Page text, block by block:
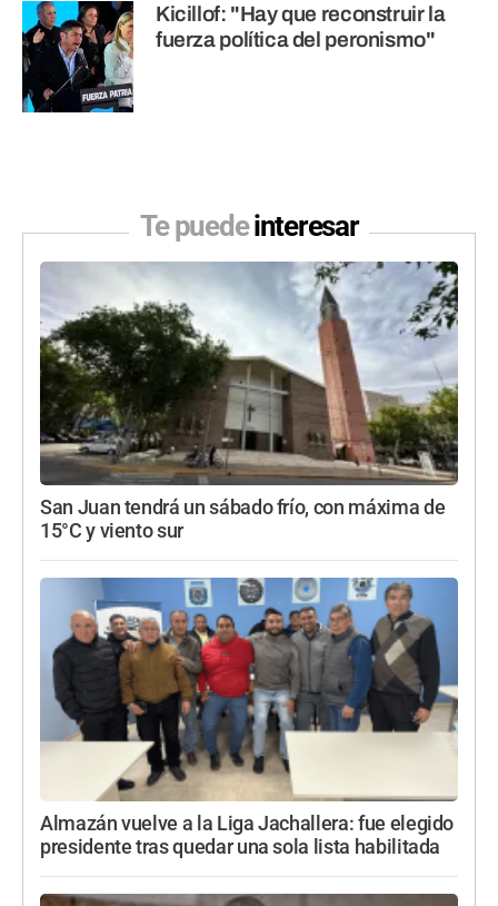
Kicillof: "Hay que reconstruir la
fuerza política del peronismo"
Te puedeinteresar
San Juan tendrá un sábado frío, con máxima de
15°C y viento sur
Almazán vuelve a la Liga Jachallera: fue elegido
presidente tras quedar una sola lista habilitada